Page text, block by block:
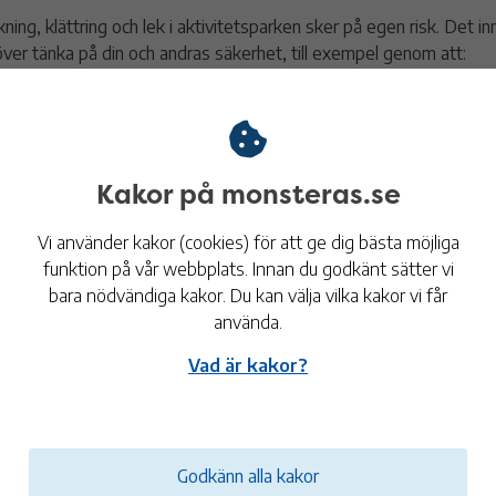
klättring och lek i aktivitetsparken sker på egen risk. Det
tänka på din och andras säkerhet, till exempel genom att:
hjälm och andra lämpliga skydd när du åker eller klättrar.
hänsyn, åk inte samtidigt på ramper och vänta på din tur.
två och två – en på marken och en som klättrar, titta ner och
eller hoppar ner från klätterstenen.
Fritidsavdelningen
383 22 Mönsterås
Kakor på monsteras.se
Vi använder kakor (cookies) för att ge dig bästa möjliga
funktion på vår webbplats. Innan du godkänt sätter vi
bara nödvändiga kakor. Du kan välja vilka kakor vi får
använda.
Vad är kakor?
Godkänn alla kakor